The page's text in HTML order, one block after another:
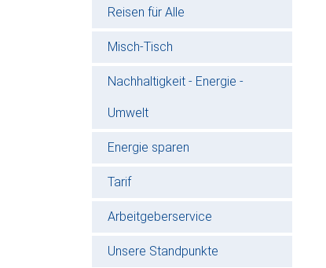
Reisen für Alle
Misch-Tisch
Nachhaltigkeit - Energie -
Umwelt
Energie sparen
Tarif
Arbeitgeberservice
Unsere Standpunkte